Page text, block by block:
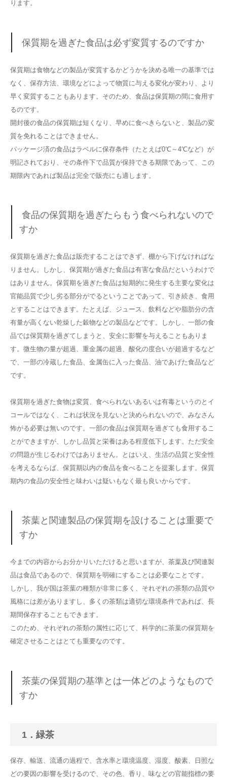
ります。
保質期を過ぎた食品は必ず変質するのですか
保質期は食物などの製品が変質するかどうかを決める唯一の基準では
なく、保存方法、環境などによって物質に与える変化が変わり、より
早く変質することもあります。そのため、食品は保質期の間に食用す
るのです。
開封後の食品の保質期は短くなり、早めに食べきらないと、製品の変
質を免れることはできません。
パッケージ済の食品はラベルに保存条件（たとえば0℃～4℃など）が
明記されており、その条件下で品質が保持できる期限であって、この
期限内であれば製品は完全で販売にも適します。
食品の保質期を過ぎたらもう食べられないので
すか
保質期を過ぎた食品は販売することはできず、棚から下げなければな
りません。しかし、保質期が過ぎた食品は有害な食品だというわけで
はありません。保質期を過ぎた食品は短期的に発生する主要な変化は
官能品質で少し劣る部分がでるということであって、引き続き、食用
とすることはできます。たとえば、ジュース、飲料などや脂肪分の含
有量が高くない乾燥した穀物などの製品などです。しかし、一部の食
品では保質期を過ぎてしまうと、安全に影響を与えることもありま
す。微生物の量が超過、重金属の超過、酸化の度合いが超過するなど
で、一部の冷蔵した食品、金属缶に入った食品、油であげた食品など
です。
保質期を過ぎた食物は変質、食べられないあるいは有毒というのとイ
コールではなく、これは状況を見ないと決められないので、みなさん
怖がる必要は無いのです。一部の食品は保質期を過ぎても食用するこ
とができますが、しかし品質と栄養はある程度低下します。ただ安全
の問題が生じるわけではありません。とはいえ、生活の品質と安全性
を考えるならば、保質期以内の食品を食べることを提案します。保質
期内の食品の安全性と味わいは疑いもなく最も良いからです。
茶葉と関連製品の保質期を設けることは重要で
すか
今までの内容からお分かりいただけると思いますが、茶葉及び関連製
品は食品であるので、保質期を明確にすることは必要なことです。
しかし、我が国は茶葉の種類が非常に多く、それぞれの茶類の品質や
風格には差がありますし、多くの茶類は適切な環境条件であれば、長
期間保存することもできます。
このため、それぞれの茶類の属性に応じて、科学的に茶葉の保質期を
確定させることはとても重要なのです。
茶葉の保質期の基準とは一体どのようなもので
すか
1．緑茶
保存、輸送、流通の過程で、含水率と環境温度、湿度、酸素、日照な
どの要因の影響を受けるので、その色、香り、味などの官能指標の要